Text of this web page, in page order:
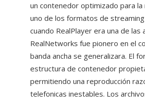
un contenedor optimizado para
uno de los formatos de
cuando RealPlayer era una de
RealNetworks fue pionero en el
banda ancha se generalizara. El
estructura de contenedor
permitiendo una reproducción
telefonicas inestables. Los